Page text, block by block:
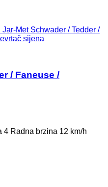
Jar-Met Schwader / Tedder /
sijena
/ Faneuse /
4 Radna brzina 12 km/h